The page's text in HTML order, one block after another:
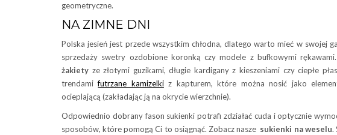
geometryczne.
NA ZIMNE DNI
Polska jesień jest przede wszystkim chłodna, dlatego warto mieć w swojej
sprzedaży swetry ozdobione koronką czy modele z bufkowymi
żakiety ze złotymi guzikami, długie kardigany z kieszeniami czy ciepłe
trendamifutrzane kamizelkiz kapturem, które można nosić jako
ocieplającą (zakładając ją na okrycie wierzchnie).
Odpowiednio dobrany fason sukienki potrafi zdziałać cuda i optycznie
sposobów, które pomogą Ci to osiągnąć. Zobacz nasze sukienki na weselu.